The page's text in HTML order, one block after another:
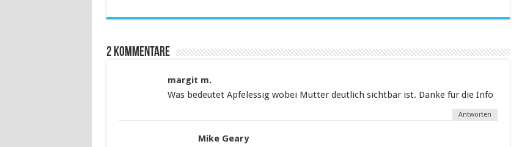
2 Kommentare
margit m.
Was bedeutet Apfelessig wobei Mutter deutlich sichtbar ist. Danke für die Info
Antworten
Mike Geary